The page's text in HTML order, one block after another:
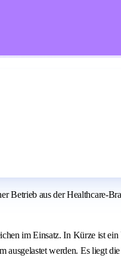
Betrieb aus der
im Einsatz. In Kürze ist ein
ausgelastet werden. Es liegt